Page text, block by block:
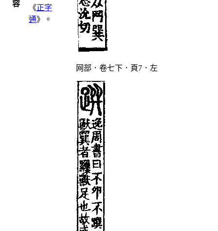
容
《正字
通》。
网部．卷七下．頁7．左